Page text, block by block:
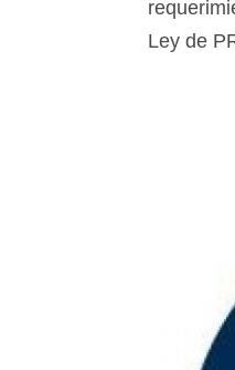
Ley de